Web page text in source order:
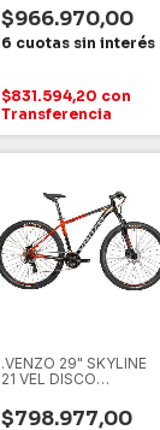
$966.970,00
$831.594,20 con
Transferencia
.VENZO 29" SKYLINE
21 VEL DISCO
$798.977,00